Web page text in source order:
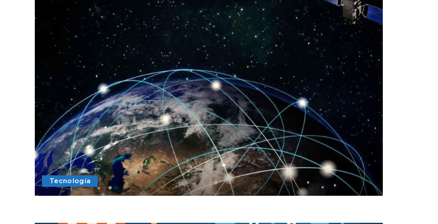
Tecnología